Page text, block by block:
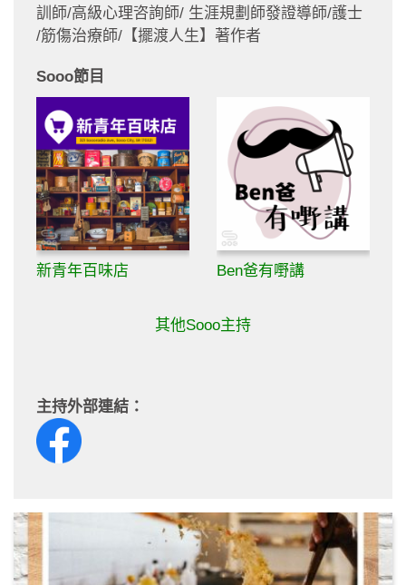
訓師/高級心理咨詢師/ 生涯規劃師發證導師/護士
/筋傷治療師/【擺渡人生】著作者
Sooo節目
新青年百味店 Ben爸有嘢講
其他Sooo主持
主持外部連結：